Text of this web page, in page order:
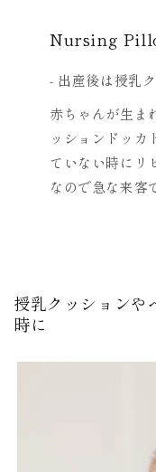
Nursing
- 出産後は授乳
赤ちゃんが生ま
ッションドッカ
ていない時にリ
なので急な来客
授乳クッションや
時に